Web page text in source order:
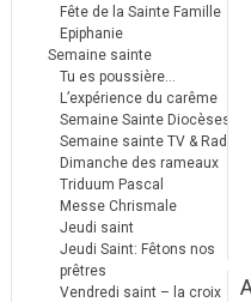
Fête de la Sainte Famille
Epiphanie
Semaine sainte
Tu es poussière…
L’expérience du carême
Semaine Sainte Diocèses
Semaine sainte TV & Radio
Dimanche des rameaux
Triduum Pascal
Messe Chrismale
Jeudi saint
Jeudi Saint: Fêtons nos
prêtres
Vendredi saint – la croix